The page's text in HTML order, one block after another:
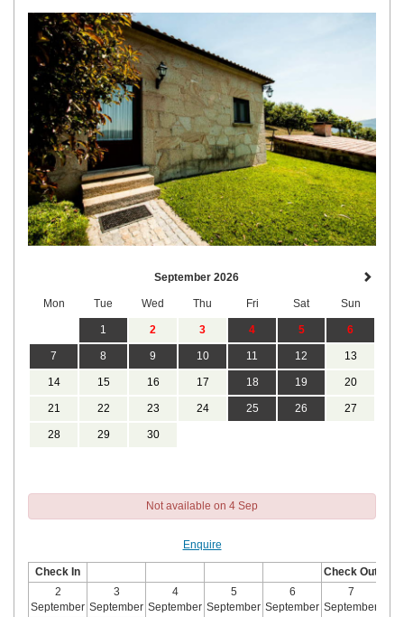
September 2026
Mon Tue Wed Thu Fri Sat Sun
1 2 3 4 5 6
7 8 9 10 11 12 13
14 15 16 17 18 19 20
21 22 23 24 25 26 27
28 29 30
Not available on 4 Sep
Enquire
Check In
Check Out
2
September
3
September
4
September
5
September
6
September
7
September